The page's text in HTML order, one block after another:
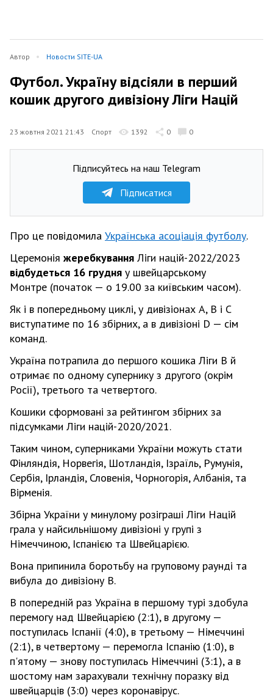
Автор Новости SITE-UA
Футбол. Україну відсіяли в перший
кошик другого дивізіону Ліги Націй
23 жовтня 2021 21:43 Спорт 1392 0 0
Підписуйтесь на наш Telegram
Підписатися
Про це повідомила Українська асоціація футболу.
Церемонія жеребкування Ліги націй-2022/2023
відбудеться 16 грудня у швейцарському
Монтре (початок — о 19.00 за київським часом).
Як і в попередньому циклі, у дивізіонах А, В і С
виступатиме по 16 збірних, а в дивізіоні D — сім
команд.
Україна потрапила до першого кошика Ліги В й
отримає по одному супернику з другого (окрім
Росії), третього та четвертого.
Кошики сформовані за рейтингом збірних за
підсумками Ліги націй-2020/2021.
Таким чином, суперниками України можуть стати
Фінляндія, Норвегія, Шотландія, Ізраїль, Румунія,
Сербія, Ірландія, Словенія, Чорногорія, Албанія, та
Вірменія.
Збірна України у минулому розіграші Ліги Націй
грала у найсильнішому дивізіоні у групі з
Німеччиною, Іспанією та Швейцарією.
Вона припинила боротьбу на груповому раунді та
вибула до дивізіону B.
В попередній раз Україна в першому турі здобула
перемогу над Швейцарією (2:1), в другому —
поступилась Іспанії (4:0), в третьому — Німеччині
(2:1), в четвертому — перемогла Іспанію (1:0), в
п'ятому — знову поступилась Німеччині (3:1), а в
шостому нам зарахували технічну поразку від
швейцарців (3:0) через коронавірус.